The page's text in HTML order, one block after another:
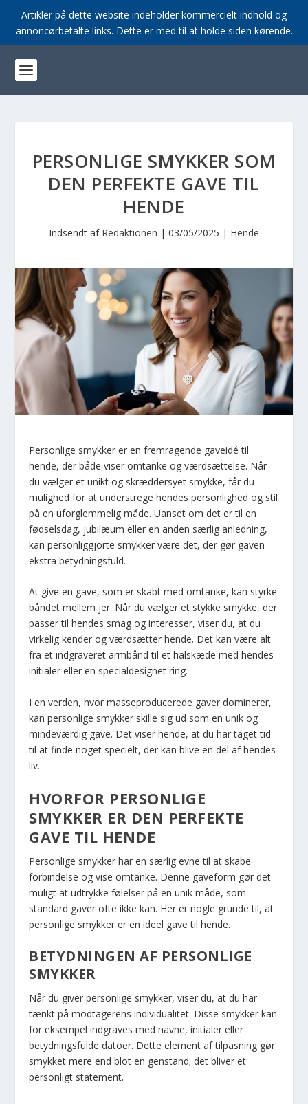
Artikler på dette website indeholder kommercielt indhold og
annoncørbetalte links. Dette er med til at holde siden kørende.
PERSONLIGE SMYKKER SOM
DEN PERFEKTE GAVE TIL
HENDE
Indsendt af Redaktionen | 03/05/2025 | Hende
Personlige smykker er en fremragende gaveidé til
hende, der både viser omtanke og værdsættelse. Når
du vælger et unikt og skræddersyet smykke, får du
mulighed for at understrege hendes personlighed og stil
på en uforglemmelig måde. Uanset om det er til en
fødselsdag, jubilæum eller en anden særlig anledning,
kan personliggjorte smykker være det, der gør gaven
ekstra betydningsfuld.
At give en gave, som er skabt med omtanke, kan styrke
båndet mellem jer. Når du vælger et stykke smykke, der
passer til hendes smag og interesser, viser du, at du
virkelig kender og værdsætter hende. Det kan være alt
fra et indgraveret armbånd til et halskæde med hendes
initialer eller en specialdesignet ring.
I en verden, hvor masseproducerede gaver dominerer,
kan personlige smykker skille sig ud som en unik og
mindeværdig gave. Det viser hende, at du har taget tid
til at finde noget specielt, der kan blive en del af hendes
liv.
HVORFOR PERSONLIGE
SMYKKER ER DEN PERFEKTE
GAVE TIL HENDE
Personlige smykker har en særlig evne til at skabe
forbindelse og vise omtanke. Denne gaveform gør det
muligt at udtrykke følelser på en unik måde, som
standard gaver ofte ikke kan. Her er nogle grunde til, at
personlige smykker er en ideel gave til hende.
BETYDNINGEN AF PERSONLIGE
SMYKKER
Når du giver personlige smykker, viser du, at du har
tænkt på modtagerens individualitet. Disse smykker kan
for eksempel indgraves med navne, initialer eller
betydningsfulde datoer. Dette element af tilpasning gør
smykket mere end blot en genstand; det bliver et
personligt statement.